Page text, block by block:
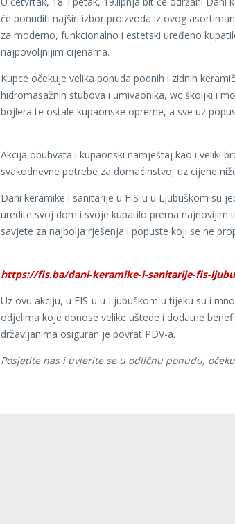
će ponuditi najširi izbor proizvoda iz ovog
za moderno, funkcionalno i estetski uređeno
najpovoljnijim cijenama.
Kupce očekuje velika ponuda podnih i zidnih
hidromasažnih stubova i umivaonika, wc školjki i
bojlera te ostale kupaonske opreme, a sve uz
Akcija obuhvata i kupaonski namještaj kao i veliki
svakodnevne potrebe za domaćinstvo, uz cijene
Dani keramike i sanitarije u FIS-u u Ljubuškom su
uredite svoj dom i svoje kupatilo prema najnovijim
savjete za najbolja rješenja i popuste koji se ne
https://fis.ba/dani-keramike-i-sanitarije-fis-
Uz ovu akciju, u FIS-u u Ljubuškom u tijeku su i
odjelima koje donose velike uštede i dodatne
državljanima osiguran je povrat PDV-a.
Posjetite nas i uvjerite se u odličnu ponudu,